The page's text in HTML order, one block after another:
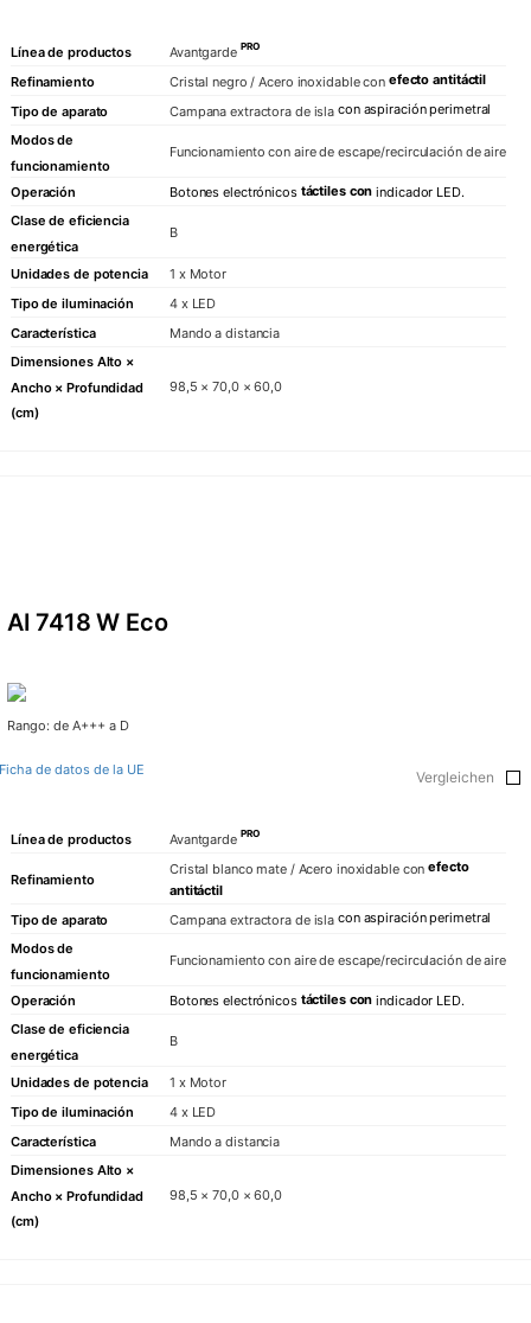
Línea de productos Avantgarde PRO
Refinamiento Cristal negro / Acero inoxidable con efecto antitáctil
Tipo de aparato
Campana extractora de islacon aspiración perimetral
Modos de
funcionamiento
Funcionamiento con aire de escape/recirculación de aire
Operación Botoneselectrónicos táctiles conindicador LED.
Clase de eficiencia
energética
B
Unidades de potencia
1 x Motor
Tipo de iluminación
4 x LED
Característica
Mando a distancia
Dimensiones Alto ×
Ancho × Profundidad
(cm)
98,5 × 70,0 × 60,0
AI 7418 W Eco
Rango: de A+++ a D
Ficha de datos de la UE Vergleichen
Línea de productos Avantgarde PRO
Refinamiento
Cristal blanco mate / Acero inoxidable conefecto
antitáctil
Tipo de aparato
Campana extractora de islacon aspiración perimetral
Modos de
funcionamiento
Funcionamiento con aire de escape/recirculación de aire
Operación Botoneselectrónicos táctiles conindicador LED.
Clase de eficiencia
energética
B
Unidades de potencia
1 x Motor
Tipo de iluminación
4 x LED
Característica
Mando a distancia
Dimensiones Alto ×
Ancho × Profundidad
(cm)
98,5 × 70,0 × 60,0